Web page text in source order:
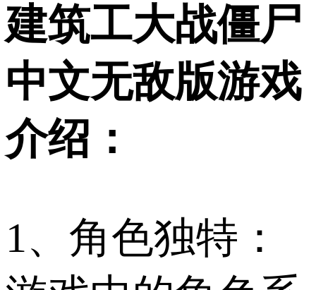
建筑工大战僵尸
中文无敌版游戏
介绍：
1、角色独特：